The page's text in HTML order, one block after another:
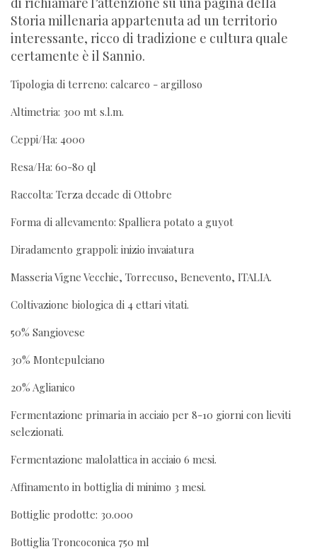
Storia millenaria appartenuta ad un territorio
interessante, ricco di tradizione e cultura quale
certamente è il Sannio.
Tipologia di terreno: calcareo - argilloso
Altimetria: 300 mt s.l.m.
Ceppi/Ha: 4000
Resa/Ha: 60-80 ql
Raccolta: Terza decade di Ottobre
Forma di allevamento: Spalliera potato a guyot
Diradamento grappoli: inizio invaiatura
Masseria Vigne Vecchie, Torrecuso, Benevento, ITALIA.
Coltivazione biologica di 4 ettari vitati.
50% Sangiovese
30% Montepulciano
20% Aglianico
Fermentazione primaria in acciaio per 8-10 giorni con lieviti
selezionati.
Fermentazione malolattica in acciaio 6 mesi.
Affinamento in bottiglia di minimo 3 mesi.
Bottiglie prodotte: 30.000
Bottiglia Troncoconica 750 ml